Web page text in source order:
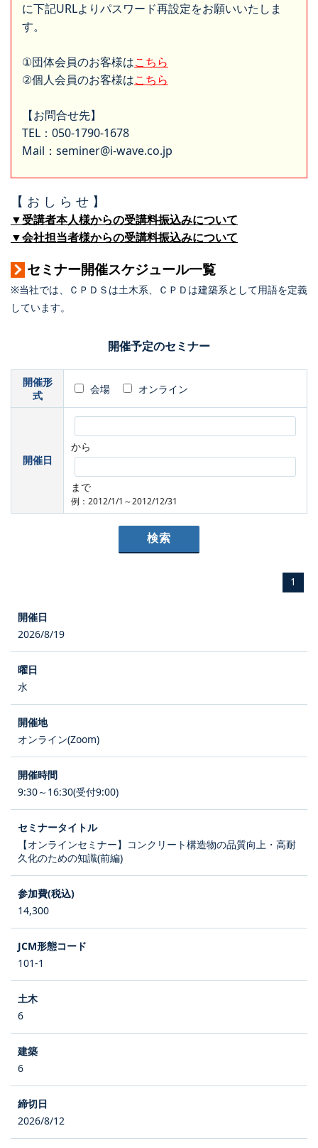
に下記URLよりパスワード再設定をお願いいたしま
す。
①団体会員のお客様はこちら
②個人会員のお客様はこちら
【お問合せ先】
TEL：050-1790-1678
Mail：seminer@i-wave.co.jp
【 お し ら せ 】
▼受講者本人様からの受講料振込みについて
▼会社担当者様からの受講料振込みについて
セミナー開催スケジュール一覧
※当社では、ＣＰＤＳは土木系、ＣＰＤは建築系として用語を定義
しています。
開催予定のセミナー
開催形
式
会場 オンライン
開催日
から
まで
例：2012/1/1～2012/12/31
1
2026/8/19
水
オンライン(Zoom)
9:30～16:30(受付9:00)
【オンラインセミナー】コンクリート構造物の品質向上・高耐
久化のための知識(前編)
14,300
101-1
6
6
2026/8/12